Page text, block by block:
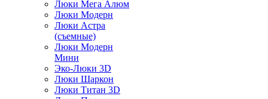
Люки Мега Алюм
Люки Модерн
Люки Астра
(съемные)
Люки Модерн
Мини
Эко-Люки 3D
Люки Шаркон
Люки Титан 3D